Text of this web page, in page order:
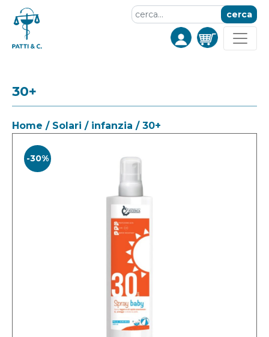
cerca
30+
Home / Solari / infanzia / 30+
-30%